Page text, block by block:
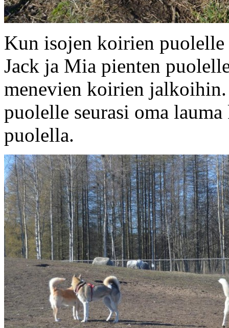
Kun isojen koirien
Jack ja Mia pienten
menevien koirien
puolelle seurasi oma
puolella.